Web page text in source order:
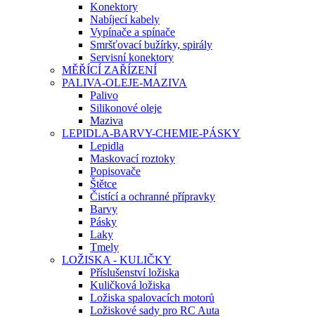
Konektory
Nabíjecí kabely
Vypínače a spínače
Smršťovací bužírky, spirály
Servisní konektory
MĚŘÍCÍ ZAŘÍZENÍ
PALIVA-OLEJE-MAZIVA
Palivo
Silikonové oleje
Maziva
LEPIDLA-BARVY-CHEMIE-PÁSKY
Lepidla
Maskovací roztoky
Popisovače
Štětce
Čistící a ochranné přípravky
Barvy
Pásky
Laky
Tmely
LOŽISKA - KULIČKY
Příslušenství ložiska
Kuličková ložiska
Ložiska spalovacích motorů
Ložiskové sady pro RC Auta